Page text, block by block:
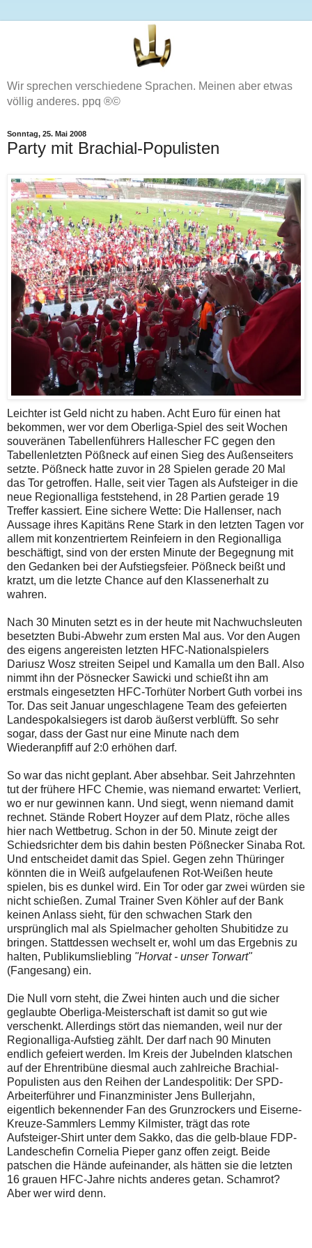
Wir sprechen verschiedene Sprachen. Meinen aber etwas
völlig anderes. ppq ®©
Sonntag, 25. Mai 2008
Party mit Brachial-Populisten
Leichter ist Geld nicht zu haben. Acht Euro für einen hat
bekommen, wer vor dem Oberliga-Spiel des seit Wochen
souveränen Tabellenführers Hallescher FC gegen den
Tabellenletzten Pößneck auf einen Sieg des Außenseiters
setzte. Pößneck hatte zuvor in 28 Spielen gerade 20 Mal
das Tor getroffen. Halle, seit vier Tagen als Aufsteiger in die
neue Regionalliga feststehend, in 28 Partien gerade 19
Treffer kassiert. Eine sichere Wette: Die Hallenser, nach
Aussage ihres Kapitäns Rene Stark in den letzten Tagen vor
allem mit konzentriertem Reinfeiern in den Regionalliga
beschäftigt, sind von der ersten Minute der Begegnung mit
den Gedanken bei der Aufstiegsfeier. Pößneck beißt und
kratzt, um die letzte Chance auf den Klassenerhalt zu
wahren.
Nach 30 Minuten setzt es in der heute mit Nachwuchsleuten
besetzten Bubi-Abwehr zum ersten Mal aus. Vor den Augen
des eigens angereisten letzten HFC-Nationalspielers
Dariusz Wosz streiten Seipel und Kamalla um den Ball. Also
nimmt ihn der Pösnecker Sawicki und schießt ihn am
erstmals eingesetzten HFC-Torhüter Norbert Guth vorbei ins
Tor. Das seit Januar ungeschlagene Team des gefeierten
Landespokalsiegers ist darob äußerst verblüfft. So sehr
sogar, dass der Gast nur eine Minute nach dem
Wiederanpfiff auf 2:0 erhöhen darf.
So war das nicht geplant. Aber absehbar. Seit Jahrzehnten
tut der frühere HFC Chemie, was niemand erwartet: Verliert,
wo er nur gewinnen kann. Und siegt, wenn niemand damit
rechnet. Stände Robert Hoyzer auf dem Platz, röche alles
hier nach Wettbetrug. Schon in der 50. Minute zeigt der
Schiedsrichter dem bis dahin besten Pößnecker Sinaba Rot.
Und entscheidet damit das Spiel. Gegen zehn Thüringer
könnten die in Weiß aufgelaufenen Rot-Weißen heute
spielen, bis es dunkel wird. Ein Tor oder gar zwei würden sie
nicht schießen. Zumal Trainer Sven Köhler auf der Bank
keinen Anlass sieht, für den schwachen Stark den
ursprünglich mal als Spielmacher geholten Shubitidze zu
bringen. Stattdessen wechselt er, wohl um das Ergebnis zu
halten, Publikumsliebling "Horvat - unser Torwart"
(Fangesang) ein.
Die Null vorn steht, die Zwei hinten auch und die sicher
geglaubte Oberliga-Meisterschaft ist damit so gut wie
verschenkt. Allerdings stört das niemanden, weil nur der
Regionalliga-Aufstieg zählt. Der darf nach 90 Minuten
endlich gefeiert werden. Im Kreis der Jubelnden klatschen
auf der Ehrentribüne diesmal auch zahlreiche Brachial-
Populisten aus den Reihen der Landespolitik: Der SPD-
Arbeiterführer und Finanzminister Jens Bullerjahn,
eigentlich bekennender Fan des Grunzrockers und Eiserne-
Kreuze-Sammlers Lemmy Kilmister, trägt das rote
Aufsteiger-Shirt unter dem Sakko, das die gelb-blaue FDP-
Landeschefin Cornelia Pieper ganz offen zeigt. Beide
patschen die Hände aufeinander, als hätten sie die letzten
16 grauen HFC-Jahre nichts anderes getan. Schamrot?
Aber wer wird denn.